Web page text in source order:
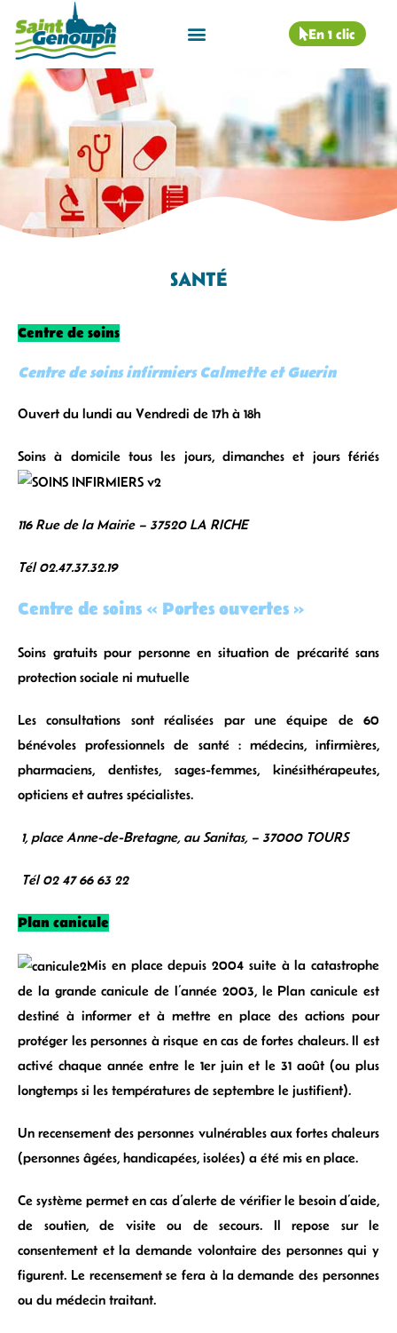
En 1 clic
SANTÉ
Centre de soins
Centre de soins infirmiers Calmette et Guerin
Ouvert du lundi au Vendredi de 17h à 18h
Soins à domicile tous les jours, dimanches et jours fériés
116 Rue de la Mairie – 37520 LA RICHE
Tél 02.47.37.32.19
Centre de soins « Portes ouvertes »
Soins gratuits pour personne en situation de précarité sans
protection sociale ni mutuelle
Les consultations sont réalisées par une équipe de 60
bénévoles professionnels de santé : médecins, infirmières,
pharmaciens, dentistes, sages-femmes, kinésithérapeutes,
opticiens et autres spécialistes.
1, place Anne-de-Bretagne, au Sanitas, – 37000 TOURS
Tél 02 47 66 63 22
Plan canicule
Mis en place depuis 2004 suite à la catastrophe
de la grande canicule de l’année 2003, le Plan canicule est
destiné à informer et à mettre en place des actions pour
protéger les personnes à risque en cas de fortes chaleurs. Il est
activé chaque année entre le 1er juin et le 31 août (ou plus
longtemps si les températures de septembre le justifient).
Un recensement des personnes vulnérables aux fortes chaleurs
(personnes âgées, handicapées, isolées) a été mis en place.
Ce système permet en cas d’alerte de vérifier le besoin d’aide,
de soutien, de visite ou de secours. Il repose sur le
consentement et la demande volontaire des personnes qui y
figurent. Le recensement se fera à la demande des personnes
ou du médecin traitant.